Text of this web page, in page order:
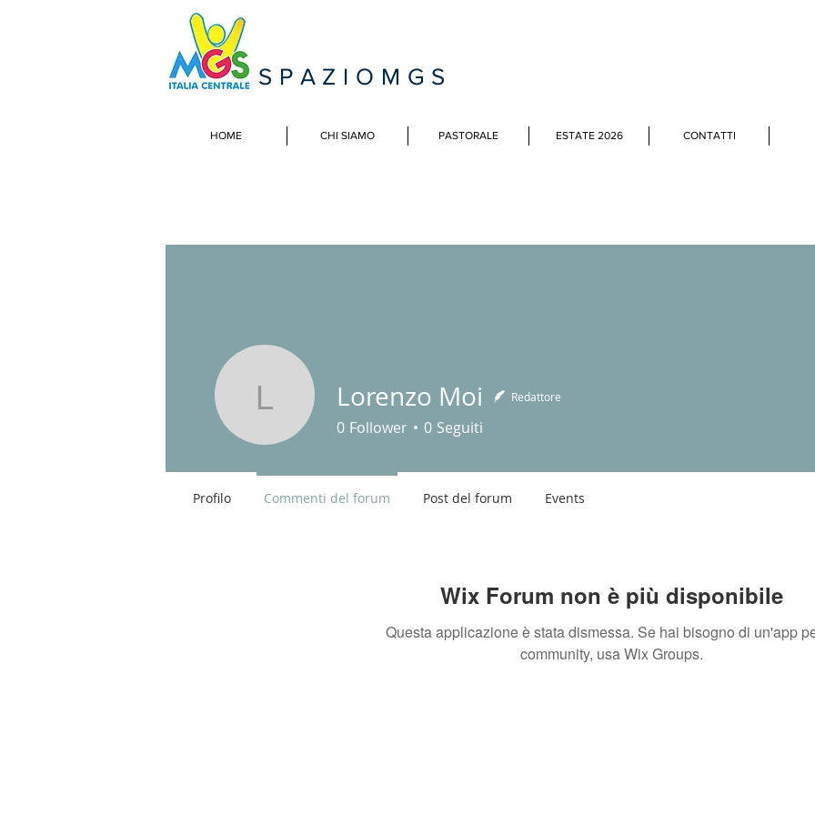
SPAZIOMGS
HOME CHI SIAMO PASTORALE ESTATE 2026 CONTATTI
Wix Forum non è più disponibile
Questa applicazione è stata dismessa. Se hai bisogno di un'app
community, usa Wix Groups.
Lorenzo Moi
Lorenzo Moi Redattore
0 Follower 0 Seguiti
Profilo Commenti del forum Post del forum Events